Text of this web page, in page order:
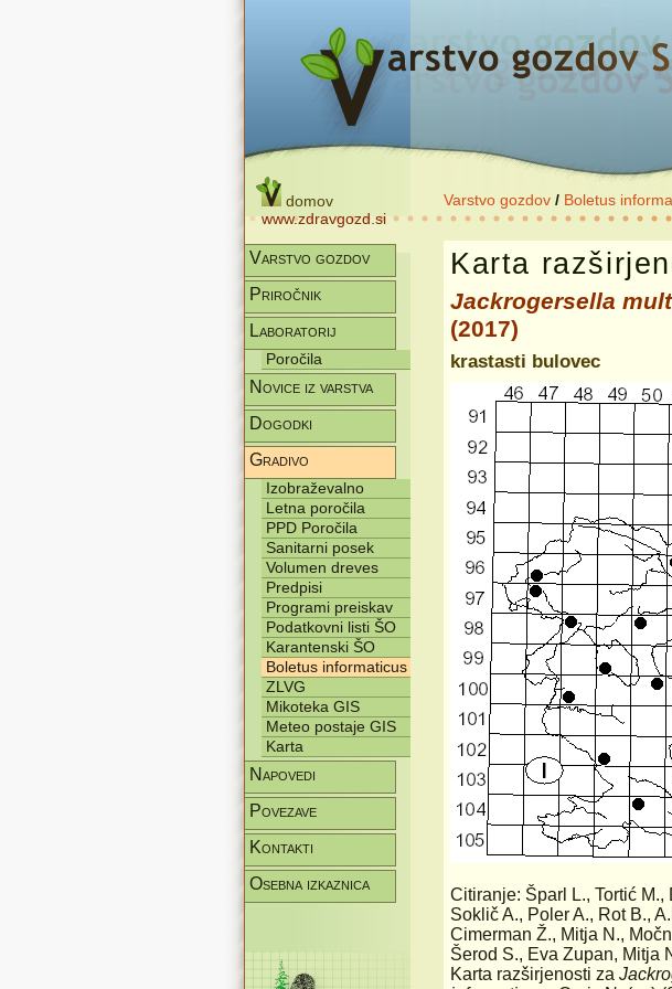
domov
www.zdravgozd.si
Varstvo gozdov / Boletus
Varstvo gozdov
Priročnik
Laboratorij
Poročila
Novice iz varstva
Dogodki
Gradivo
Izobraževalno
Letna poročila
PPD Poročila
Sanitarni posek
Volumen dreves
Predpisi
Programi preiskav
Podatkovni listi ŠO
Karantenski ŠO
Boletus informaticus
ZLVG
Mikoteka GIS
Meteo postaje GIS
Karta
Napovedi
Povezave
Kontakti
Osebna izkaznica
Karta
Jackrogersella
(2017)
krastasti bulovec
Citiranje: Šparl L., Tortić
Soklič A., Poler A., Rot B.,
Cimerman Ž., Mitja N.,
Šerod S., Eva Zupan, Mitja
Karta razširjenosti za